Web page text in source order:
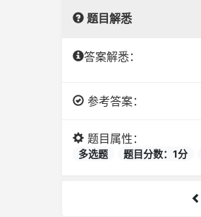
题目解悉
答案解悉：
参考答案：
题目属性：
多选题 题目分数：1分